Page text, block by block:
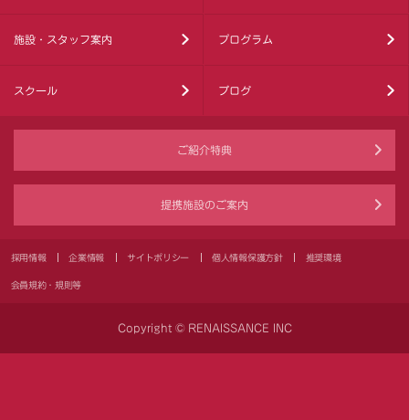
施設・スタッフ案内 プログラム
スクール ブログ
ご紹介特典
提携施設のご案内
採用情報 企業情報 サイトポリシー 個人情報保護方針 推奨環境
会員規約・規則等
Copyright © RENAISSANCE INC